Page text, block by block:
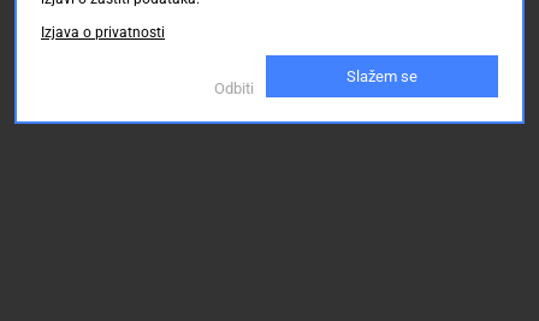
Izjava o privatnosti
Odbiti
Slažem se